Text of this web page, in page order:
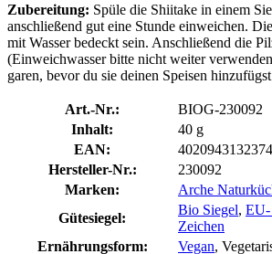
Zubereitung: Spüle die Shiitake in einem
anschließend gut eine Stunde einweichen.
mit Wasser bedeckt sein. Anschließend die
(Einweichwasser bitte nicht weiter
garen, bevor du sie deinen Speisen
Art.-Nr.:
BIOG-230092
Inhalt:
40 g
EAN:
4020943132374
Hersteller-Nr.:
230092
Marken:
Arche
Gütesiegel:
Bio Siegel,
Zeichen
Ernährungsform:
Vegan,